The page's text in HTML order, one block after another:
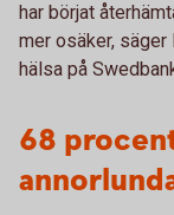
har börjat
mer osäker,
hälsa på
68